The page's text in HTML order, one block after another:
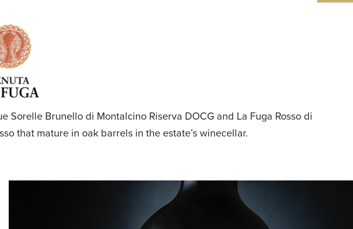
Brunello di Montalcino Riserva DOCG and La Fuga Rosso di
that mature in oak barrels in the estate’s winecellar.